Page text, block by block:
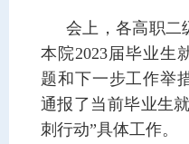
会上，各高职二
本院2023届毕业生
题和下一步工作举
通报了当前毕业生
刺行动”具体工作。